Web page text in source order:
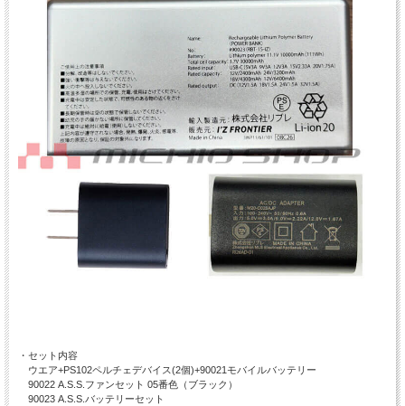
・セット内容
ウエア+PS102ペルチェデバイス(2個)+90021モバイルバッテリー
90022 A.S.S.ファンセット 05番色（ブラック）
90023 A.S.S.バッテリーセット